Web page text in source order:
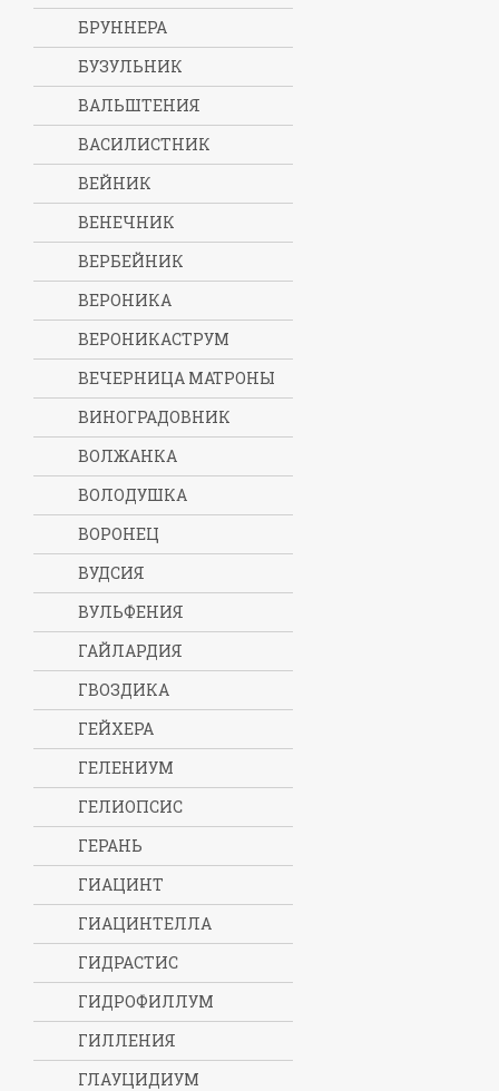
БРУННЕРА
БУЗУЛЬНИК
ВАЛЬШТЕНИЯ
ВАСИЛИСТНИК
ВЕЙНИК
ВЕНЕЧНИК
ВЕРБЕЙНИК
ВЕРОНИКА
ВЕРОНИКАСТРУМ
ВЕЧЕРНИЦА МАТРОНЫ
ВИНОГРАДОВНИК
ВОЛЖАНКА
ВОЛОДУШКА
ВОРОНЕЦ
ВУДСИЯ
ВУЛЬФЕНИЯ
ГАЙЛАРДИЯ
ГВОЗДИКА
ГЕЙХЕРА
ГЕЛЕНИУМ
ГЕЛИОПСИС
ГЕРАНЬ
ГИАЦИНТ
ГИАЦИНТЕЛЛА
ГИДРАСТИС
ГИДРОФИЛЛУМ
ГИЛЛЕНИЯ
ГЛАУЦИДИУМ